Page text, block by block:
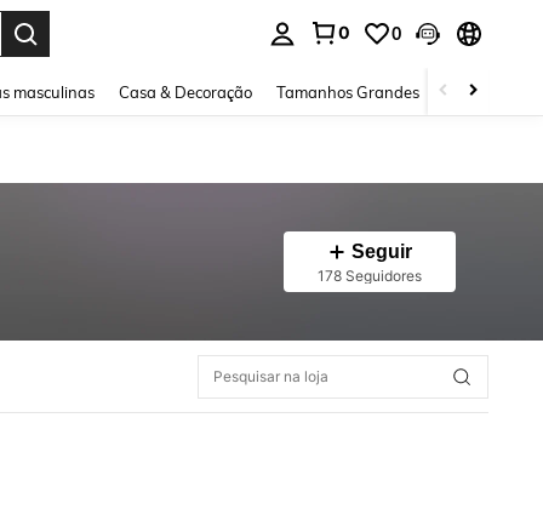
0 0
masculinas Casa & Decoração Tamanhos Grandes Joias e
Seguir
178 Seguidores